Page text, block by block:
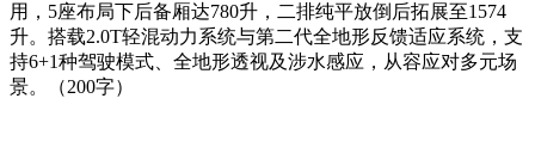
用，5座布局下后备厢达780升，二排纯平放倒后拓展至1574
升。搭载2.0T轻混动力系统与第二代全地形反馈适应系统，支
持6+1种驾驶模式、全地形透视及涉水感应，从容应对多元场
景。（200字）